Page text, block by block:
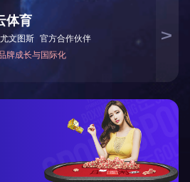
公司简介
仓库一角
荣誉资质